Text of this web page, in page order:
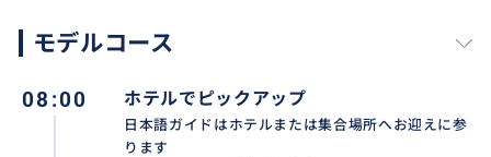
タンロン遺跡
モデルコース
08:00 ホテルでピックアップ
日本語ガイドはホテルまたは集合場所へお迎えに参
ります